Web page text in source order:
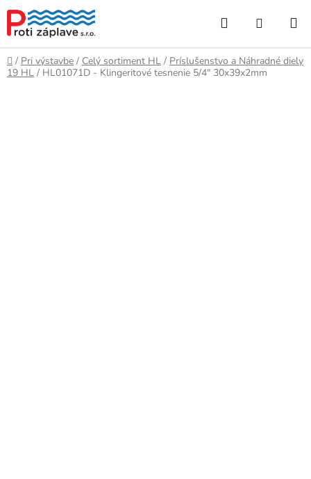
obsah
Hľadať
KOŠÍK
Domov
/ Pri výstavbe / Celý sortiment HL / Príslušenstvo a Náhradné diely
19 HL / HL01071D - Klingeritové tesnenie 5/4" 30x39x2mm